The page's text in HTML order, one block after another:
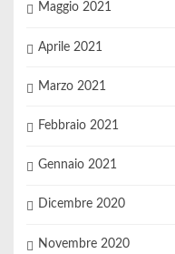
Maggio 2021
Aprile 2021
Marzo 2021
Febbraio 2021
Gennaio 2021
Dicembre 2020
Novembre 2020